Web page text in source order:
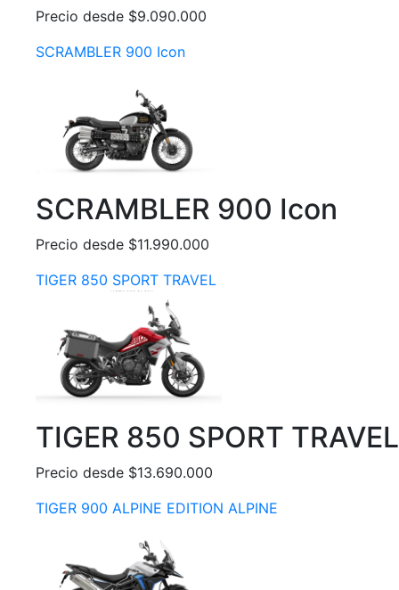
Precio desde $9.090.000
SCRAMBLER 900 Icon
SCRAMBLER 900 Icon
Precio desde $11.990.000
TIGER 850 SPORT TRAVEL
TIGER 850 SPORT TRAVEL
Precio desde $13.690.000
TIGER 900 ALPINE EDITION ALPINE